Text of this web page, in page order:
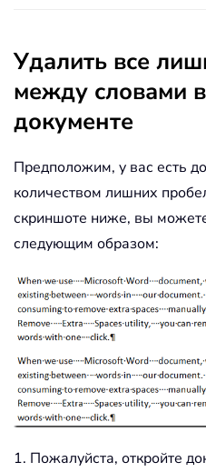
Удалить все
между словами
документе
Предположим, у вас есть
количеством лишних
скриншоте ниже, вы
следующим образом:
1. Пожалуйста, откройте